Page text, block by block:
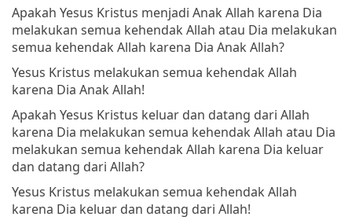
Apakah Yesus Kristus menjadi Anak Allah karena Dia
melakukan semua kehendak Allah atau Dia melakukan
semua kehendak Allah karena Dia Anak Allah?
Yesus Kristus melakukan semua kehendak Allah
karena Dia Anak Allah!
Apakah Yesus Kristus keluar dan datang dari Allah
karena Dia melakukan semua kehendak Allah atau Dia
melakukan semua kehendak Allah karena Dia keluar
dan datang dari Allah?
Yesus Kristus melakukan semua kehendak Allah
karena Dia keluar dan datang dari Allah!